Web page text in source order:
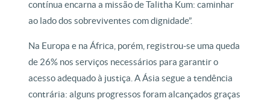
contínua encarna a missão de Talitha Kum: caminhar
ao lado dos sobreviventes com dignidade”.
Na Europa e na África, porém, registrou-se uma queda
de 26% nos serviços necessários para garantir o
acesso adequado à justiça. A Ásia segue a tendência
contrária: alguns progressos foram alcançados graças